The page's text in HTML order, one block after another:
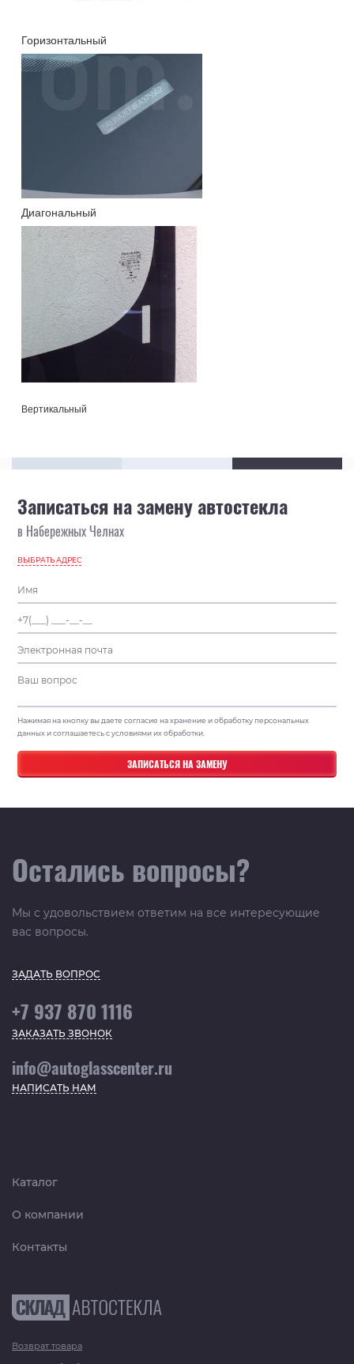
Горизонтальный
Диагональный
Вертикальный
Записаться на замену автостекла
в Набережных Челнах
ВЫБРАТЬ АДРЕС
Нажимая на кнопку вы даете согласие на хранение и обработку персональных
данных и соглашаетесь с условиями их обработки.
Остались вопросы?
Мы с удовольствием ответим на все интересующие
вас вопросы.
ЗАДАТЬ ВОПРОС
+7 937 870 1116
ЗАКАЗАТЬ ЗВОНОК
info@autoglasscenter.ru
НАПИСАТЬ НАМ
Каталог
О компании
Контакты
Возврат товара